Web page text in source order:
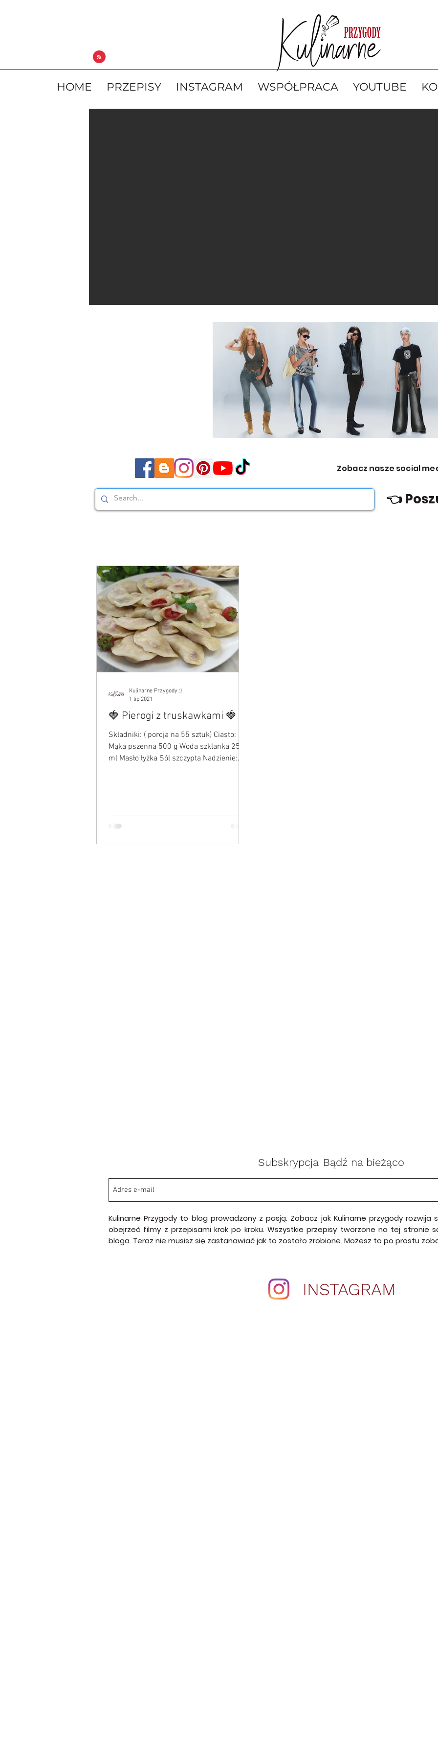
HOME PRZEPISY INSTAGRAM WSPÓŁPRACA YOUTUBE
Moda, styl, ubrania i promocje dla Ciebie WEEKDAY.
Moda, styl, ubrania i promocje dla Ciebie WEEKDAY. Zobacz nasze social
👈
🍓 Pierogi z truskawkami 🍓
Składniki: ( porcja na 55 sztuk) Ciasto:
Mąka pszenna 500 g Woda szklanka 250
ml Masło łyżka Sól szczypta Nadzienie:
Kulinarne Przygody :)
1 lip 2021
Subskrypcja Bądź na bieżąco
Kulinarne Przygody to blog prowadzony z pasją. Zobacz jak Kulinarne przygody rozwija
obejrzeć filmy z przepisami krok po kroku. Wszystkie przepisy tworzone na tej stronie
bloga. Teraz nie musisz się zastanawiać jak to zostało zrobione. Możesz to po prostu
INSTAGRAM